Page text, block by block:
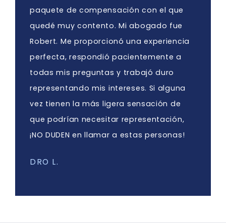
paquete de compensación con el que
quedé muy contento. Mi abogado fue
Robert. Me proporcionó una experiencia
perfecta, respondió pacientemente a
todas mis preguntas y trabajó duro
representando mis intereses. Si alguna
vez tienen la más ligera sensación de
que podrían necesitar representación,
¡NO DUDEN en llamar a estas personas!
DRO L.